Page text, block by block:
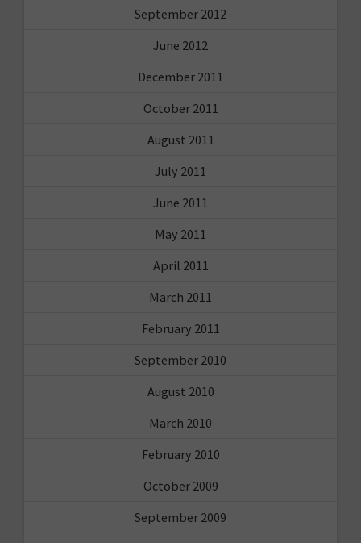
September 2012
June 2012
December 2011
October 2011
August 2011
July 2011
June 2011
May 2011
April 2011
March 2011
February 2011
September 2010
August 2010
March 2010
February 2010
October 2009
September 2009